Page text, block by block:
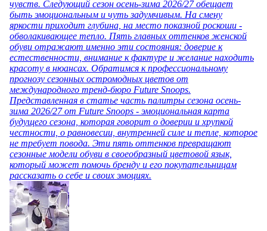
чувств. Следующий сезон осень-зима 2026/27 обещает
быть эмоциональным и чуть задумчивым. На смену
яркости приходит глубина, на место показной роскоши -
обволакивающее тепло. Пять главных оттенков женской
обуви отражают именно эти состояния: доверие к
естественности, внимание к фактуре и желание находить
красоту в нюансах. Обратимся к профессиональному
прогнозу сезонных остромодных цветов от
международного тренд-бюро Future Snoops.
Представленная в статье часть палитры сезона осень-
зима 2026/27 от Future Snoops - эмоциональная карта
будущего сезона, которая говорит о доверии и хрупкой
честности, о равновесии, внутренней силе и тепле, которое
не требует повода. Эти пять оттенков превращают
сезонные модели обуви в своеобразный цветовой язык,
который может помочь бренду и его покупательницам
рассказать о себе и своих эмоциях.